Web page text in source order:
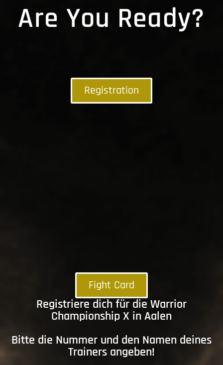
Are You Ready?
Registration
Fight Card
Registriere dich für die Warrior
Championship X in Aalen
Bitte die Nummer und den Namen deines
Trainers angeben!